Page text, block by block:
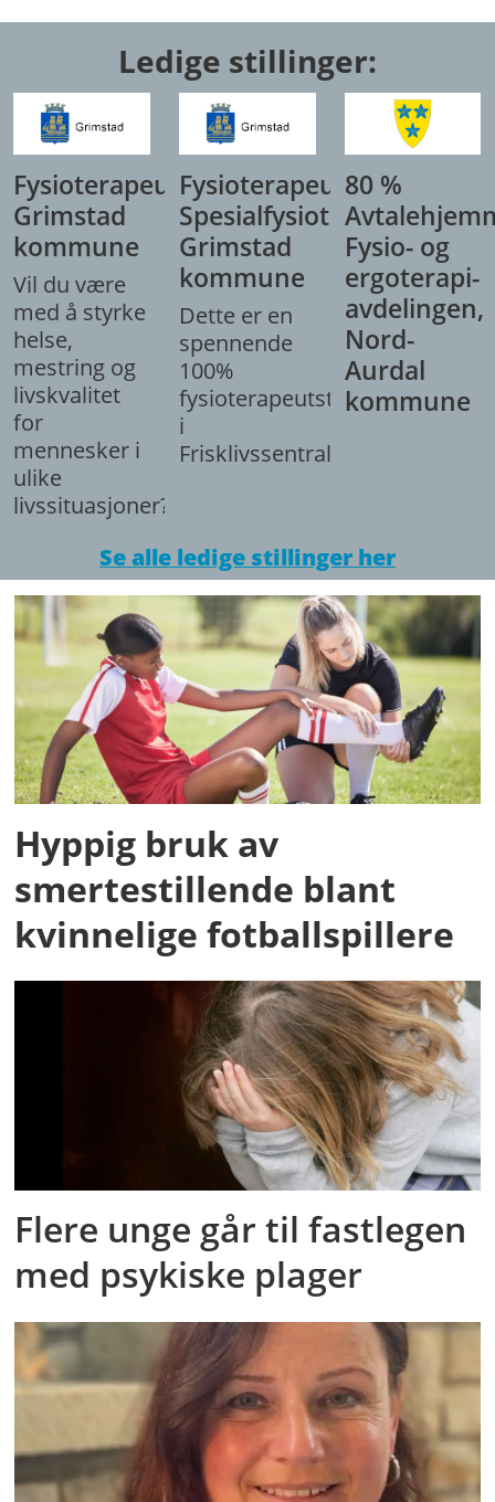
Ledige stillinger:
Fysioterapeut,
Grimstad
kommune
Vil du være
med å styrke
helse,
mestring og
livskvalitet
for
mennesker i
ulike
livssituasjoner?
Fysioterapeut/
Spesialfysioterapeut,
Grimstad
kommune
Dette er en
spennende
100%
fysioterapeutstilling
i
Frisklivssentralen.
80 %
Fysio- og
ergoterapi-
avdelingen,
Nord-
Aurdal
kommune
Se alle ledige stillinger her
Hyppig bruk av
smertestillende blant
kvinnelige fotballspillere
Flere unge går til fastlegen
med psykiske plager